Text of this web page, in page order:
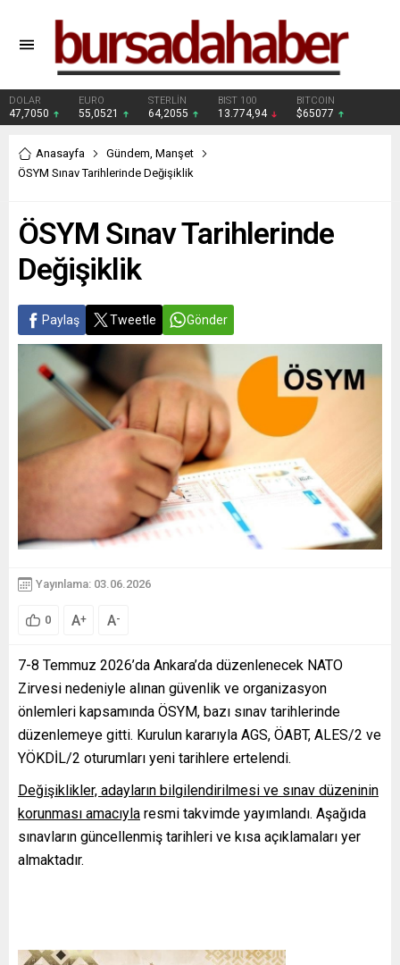
DOLAR
47,7050
EURO
55,0521
STERLİN
64,2055
BIST 100
13.774,94
BITCOIN
$65077
Anasayfa Gündem, Manşet
ÖSYM Sınav Tarihlerinde Değişiklik
ÖSYM Sınav Tarihlerinde
Değişiklik
Paylaş Tweetle Gönder
Yayınlama: 03.06.2026
0 A+ A-
7-8 Temmuz 2026’da Ankara’da düzenlenecek NATO
Zirvesi nedeniyle alınan güvenlik ve organizasyon
önlemleri kapsamında ÖSYM, bazı sınav tarihlerinde
düzenlemeye gitti. Kurulun kararıyla AGS, ÖABT, ALES/2 ve
YÖKDİL/2 oturumları yeni tarihlere ertelendi.
Değişiklikler, adayların bilgilendirilmesi ve sınav düzeninin
korunması amacıyla resmi takvimde yayımlandı. Aşağıda
sınavların güncellenmiş tarihleri ve kısa açıklamaları yer
almaktadır.